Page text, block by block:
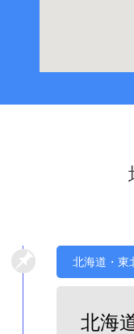
北海道・東
北海